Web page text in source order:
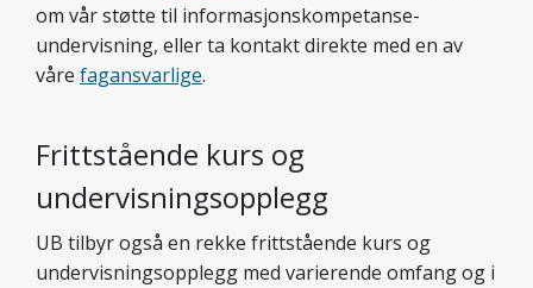
om vår støtte til informasjons­kompetanse­
undervisning, eller ta kontakt direkte med en av
våre fagansvarlige.
Fritt­stående kurs og
undervisnings­opplegg
UB tilbyr også en rekke fritt­stående kurs og
undervisnings­opplegg med varierende omfang og i